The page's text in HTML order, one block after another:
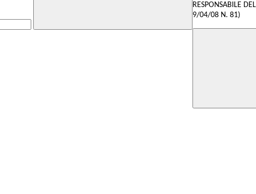
RESPONSABILE
9/04/08 N. 81)